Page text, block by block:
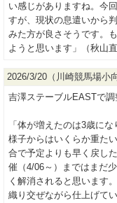
い感じがありますね。今
すが、現状の息遣いから
みた方が良さそうです。
ようと思います」（秋山直
2026/3/20（川崎競馬場小
吉澤ステーブルEASTで調
「体が増えたのは3歳に
様子からはいくらか重た
合で予定よりも早く戻し
催（4/06～）まではまだ
く解消されると思います
織り交ぜながら仕上げて